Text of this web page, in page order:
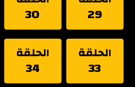
29
30
الحلقة
33
الحلقة
34